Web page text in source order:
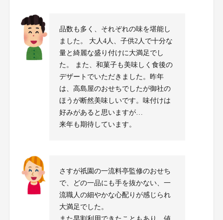
品数も多く、それぞれの味を堪能し
ました。 大人4人、子供2人で十分な
量と綺麗な盛り付けに大満足でし
た。 また、和菓子も美味しく食後の
デザートでいただきました。昨年
は、高島屋のおせちでしたが御社の
ほうが断然美味しいです。味付けは
好みがあると思いますが…
来年も期待しています。
さすが祇園の一流料亭監修のおせち
で、どの一品にも手を抜かない、一
流職人の細やかな心配りが感じられ
大満足でした。